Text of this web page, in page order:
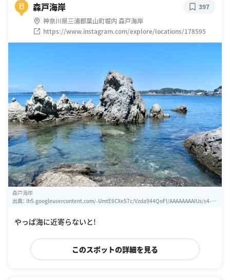
B 森戸海岸
神奈川県三浦郡葉山町堀内 森戸海岸
https://www.instagram.com/explore/locations/178595
397
森戸海岸
出典： lh5.googleusercontent.com/-UmtE6CXe57c/Vzda944QoFI/AAAAAAAAIUs/s4-W
やっぱ海に近寄らないと!
このスポットの詳細を見る